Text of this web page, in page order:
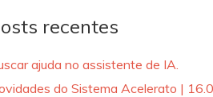
recentes
ajuda no assistente de IA.
do Sistema Acelerato |